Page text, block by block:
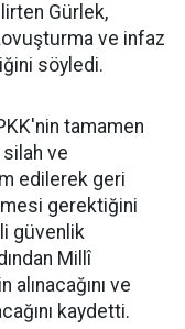
Gürlek,
ve infaz
söyledi.
tamamen
ve
edilerek geri
gerektiğini
güvenlik
Millî
ve
kaydetti.